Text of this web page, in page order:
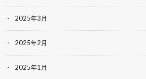
2025年3月
2025年2月
2025年1月